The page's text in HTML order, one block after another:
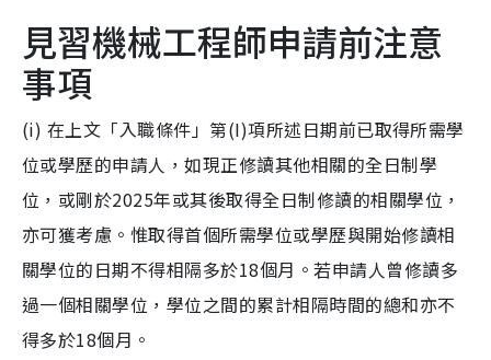
見習機械工程師申請前注意
事項
(i) 在上文「入職條件」第(I)項所述日期前已取得所需學
位或學歷的申請人，如現正修讀其他相關的全日制學
位，或剛於2025年或其後取得全日制修讀的相關學位，
亦可獲考慮。惟取得首個所需學位或學歷與開始修讀相
關學位的日期不得相隔多於18個月。若申請人曾修讀多
過一個相關學位，學位之間的累計相隔時間的總和亦不
得多於18個月。